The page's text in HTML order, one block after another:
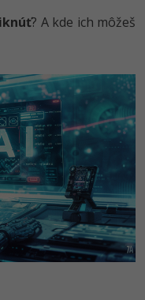
? A kde ich môžeš